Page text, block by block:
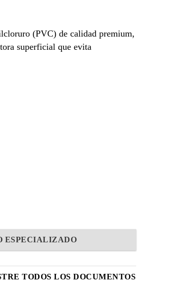
(PVC) de calidad premium,
superficial que evita
ESPECIALIZADO
TODOS LOS DOCUMENTOS